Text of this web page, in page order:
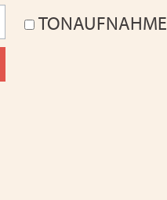
TONAUFNAHME